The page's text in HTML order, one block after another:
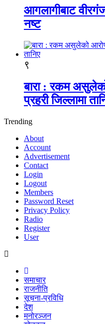
आगलागीबाट
नष्ट
९
बारा : रकम
प्रहरी जिल्लामा
Trending
About
Account
Advertisement
Contact
Login
Logout
Members
Password Reset
Privacy Policy
Radio
Register
User
समाचार
राजनीति
सूचना-प्रविधि
देश
मनोरञ्जन